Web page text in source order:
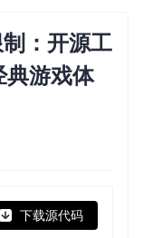
：开源工
游戏体
下载源代码